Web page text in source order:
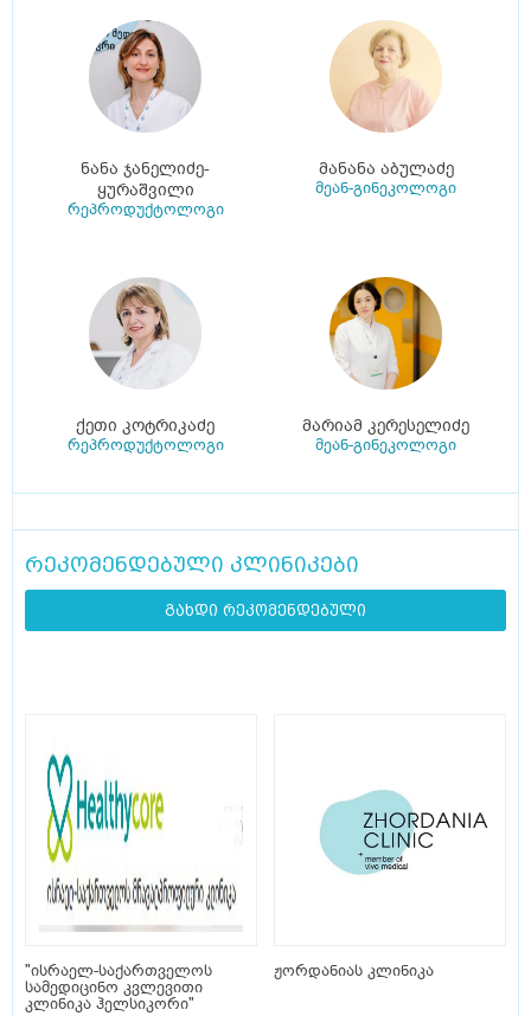
ნანა ჯანელიძე-
ყურაშვილი
რეპროდუქტოლოგი
მანანა აბულაძე
მეან-გინეკოლოგი
ქეთი კოტრიკაძე
რეპროდუქტოლოგი
მარიამ კერესელიძე
მეან-გინეკოლოგი
რეკომენდებული კლინიკები
გახდი რეკომენდებული
"ისრაელ-საქართველოს
სამედიცინო კვლევითი
კლინიკა ჰელსიკორი"
ჟორდანიას კლინიკა